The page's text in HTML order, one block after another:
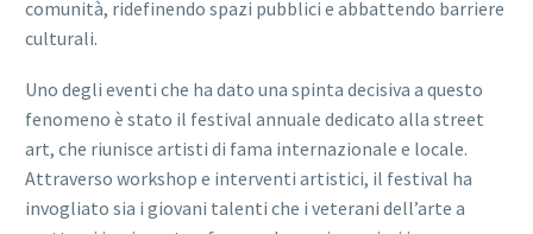
comunità, ridefinendo spazi pubblici e abbattendo barriere
culturali.
Uno degli eventi che ha dato una spinta decisiva a questo
fenomeno è stato il festival annuale dedicato alla street
art, che riunisce artisti di fama internazionale e locale.
Attraverso workshop e interventi artistici, il festival ha
invogliato sia i giovani talenti che i veterani dell’arte a